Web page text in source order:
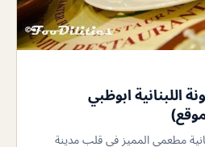
اللبنانية ابوظبي
مطعمي المميز في قلب مدينة